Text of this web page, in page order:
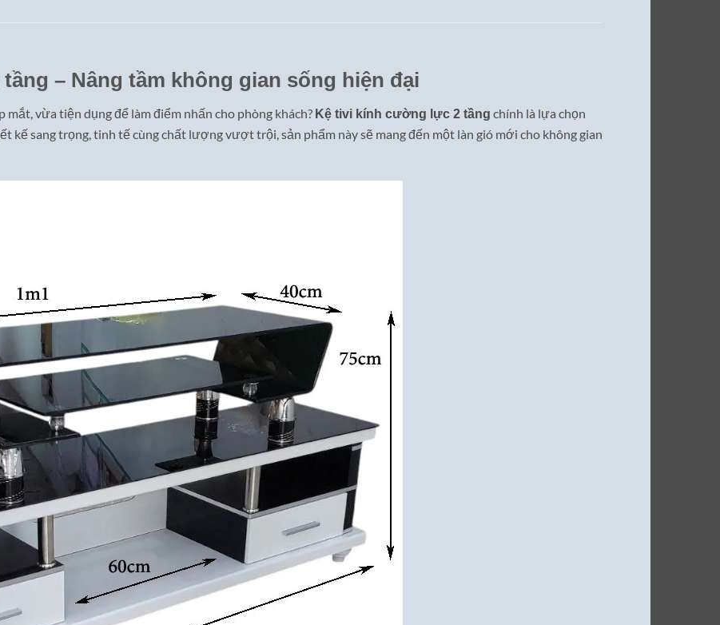
– Nâng tầm không gian sống hiện đại
vừa tiện dụng để làm điểm nhấn cho phòng khách? Kệ tivi kính cường lực 2 tầng chính là lựa chọn
kế sang trọng, tinh tế cùng chất lượng vượt trội, sản phẩm này sẽ mang đến một làn gió mới cho không gian